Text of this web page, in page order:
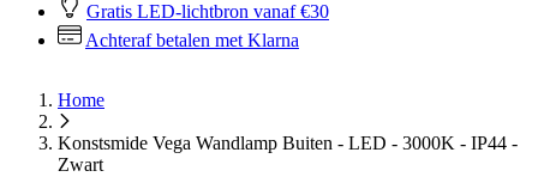
Gratis LED-lichtbron vanaf €30
Achteraf betalen met Klarna
Home
Konstsmide Vega Wandlamp Buiten - LED - 3000K - IP44 -
Zwart